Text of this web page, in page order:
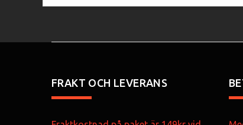
FRAKT OCH LEVERANS